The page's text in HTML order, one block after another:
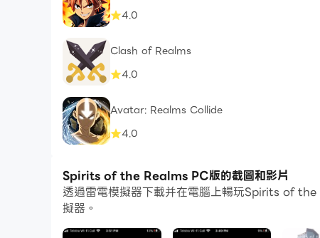
4.0
Clash of Realms
4.0
Avatar: Realms Collide
4.0
Spirits of the Realms PC版的截圖和影片
透過雷電模擬器下載并在電腦上暢玩Spirits of
擬器。